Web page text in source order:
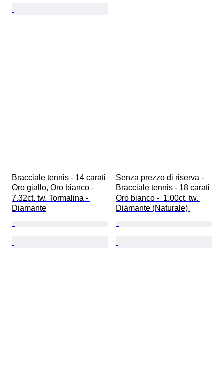
Bracciale tennis - 14 carati
Oro giallo, Oro bianco -
7.32ct. tw. Tormalina -
Diamante
Senza prezzo di riserva -
Bracciale tennis - 18 carati
Oro bianco -  1.00ct. tw.
Diamante (Naturale)